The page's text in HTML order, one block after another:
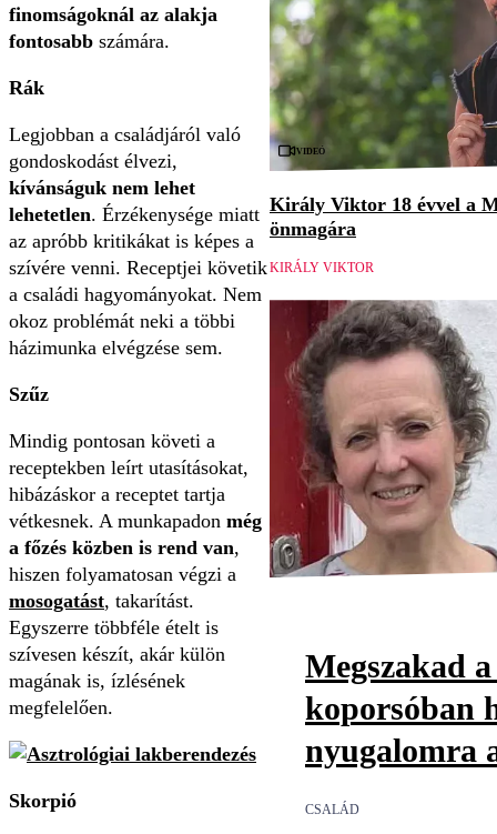
finomságoknál az alakja
fontosabb számára.
Rák
Legjobban a családjáról való
gondoskodást élvezi,
kívánságuk nem lehet
lehetetlen. Érzékenysége miatt
az apróbb kritikákat is képes a
szívére venni. Receptjei követik
a családi hagyományokat. Nem
okoz problémát neki a többi
házimunka elvégzése sem.
Szűz
Mindig pontosan követi a
receptekben leírt utasításokat,
hibázáskor a receptet tartja
vétkesnek. A munkapadon még
a főzés közben is rend van,
hiszen folyamatosan végzi a
mosogatást, takarítást.
Egyszerre többféle ételt is
szívesen készít, akár külön
magának is, ízlésének
megfelelően.
Skorpió
Videó
Király Viktor 18 évvel a
önmagára
KIRÁLY VIKTOR
Megszakad
koporsóban
nyugalomra
CSALÁD